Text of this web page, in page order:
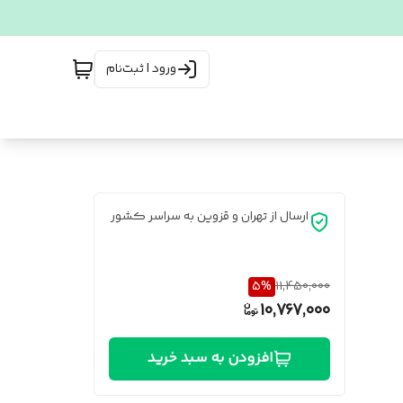
ورود | ثبت‌نام
ارسال از تهران و قزوین به سراسر کشور
11,450,000
5%
10,767,000
افزودن به سبد خرید